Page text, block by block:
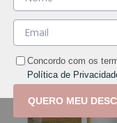
Concordo com os
Política de
QUERO MEU